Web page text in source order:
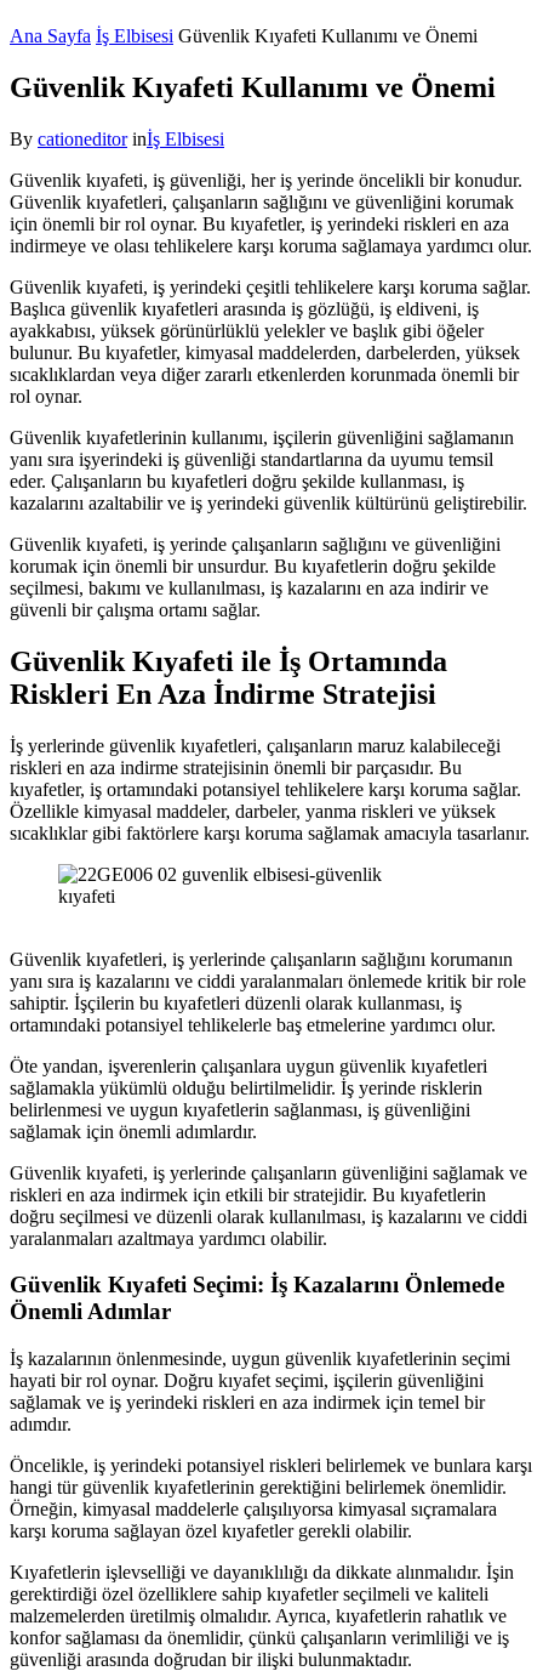
Ana Sayfa İş Elbisesi Güvenlik Kıyafeti Kullanımı ve Önemi
Güvenlik Kıyafeti Kullanımı ve Önemi
By cationeditor inİş Elbisesi
Güvenlik kıyafeti, iş güvenliği, her iş yerinde öncelikli bir konudur.
Güvenlik kıyafetleri, çalışanların sağlığını ve güvenliğini korumak
için önemli bir rol oynar. Bu kıyafetler, iş yerindeki riskleri en aza
indirmeye ve olası tehlikelere karşı koruma sağlamaya yardımcı olur.
Güvenlik kıyafeti, iş yerindeki çeşitli tehlikelere karşı koruma sağlar.
Başlıca güvenlik kıyafetleri arasında iş gözlüğü, iş eldiveni, iş
ayakkabısı, yüksek görünürlüklü yelekler ve başlık gibi öğeler
bulunur. Bu kıyafetler, kimyasal maddelerden, darbelerden, yüksek
sıcaklıklardan veya diğer zararlı etkenlerden korunmada önemli bir
rol oynar.
Güvenlik kıyafetlerinin kullanımı, işçilerin güvenliğini sağlamanın
yanı sıra işyerindeki iş güvenliği standartlarına da uyumu temsil
eder. Çalışanların bu kıyafetleri doğru şekilde kullanması, iş
kazalarını azaltabilir ve iş yerindeki güvenlik kültürünü geliştirebilir.
Güvenlik kıyafeti, iş yerinde çalışanların sağlığını ve güvenliğini
korumak için önemli bir unsurdur. Bu kıyafetlerin doğru şekilde
seçilmesi, bakımı ve kullanılması, iş kazalarını en aza indirir ve
güvenli bir çalışma ortamı sağlar.
Güvenlik Kıyafeti ile İş Ortamında
Riskleri En Aza İndirme Stratejisi
İş yerlerinde güvenlik kıyafetleri, çalışanların maruz kalabileceği
riskleri en aza indirme stratejisinin önemli bir parçasıdır. Bu
kıyafetler, iş ortamındaki potansiyel tehlikelere karşı koruma sağlar.
Özellikle kimyasal maddeler, darbeler, yanma riskleri ve yüksek
sıcaklıklar gibi faktörlere karşı koruma sağlamak amacıyla tasarlanır.
Güvenlik kıyafetleri, iş yerlerinde çalışanların sağlığını korumanın
yanı sıra iş kazalarını ve ciddi yaralanmaları önlemede kritik bir role
sahiptir. İşçilerin bu kıyafetleri düzenli olarak kullanması, iş
ortamındaki potansiyel tehlikelerle baş etmelerine yardımcı olur.
Öte yandan, işverenlerin çalışanlara uygun güvenlik kıyafetleri
sağlamakla yükümlü olduğu belirtilmelidir. İş yerinde risklerin
belirlenmesi ve uygun kıyafetlerin sağlanması, iş güvenliğini
sağlamak için önemli adımlardır.
Güvenlik kıyafeti, iş yerlerinde çalışanların güvenliğini sağlamak ve
riskleri en aza indirmek için etkili bir stratejidir. Bu kıyafetlerin
doğru seçilmesi ve düzenli olarak kullanılması, iş kazalarını ve ciddi
yaralanmaları azaltmaya yardımcı olabilir.
Güvenlik Kıyafeti Seçimi: İş Kazalarını Önlemede
Önemli Adımlar
İş kazalarının önlenmesinde, uygun güvenlik kıyafetlerinin seçimi
hayati bir rol oynar. Doğru kıyafet seçimi, işçilerin güvenliğini
sağlamak ve iş yerindeki riskleri en aza indirmek için temel bir
adımdır.
Öncelikle, iş yerindeki potansiyel riskleri belirlemek ve bunlara karşı
hangi tür güvenlik kıyafetlerinin gerektiğini belirlemek önemlidir.
Örneğin, kimyasal maddelerle çalışılıyorsa kimyasal sıçramalara
karşı koruma sağlayan özel kıyafetler gerekli olabilir.
Kıyafetlerin işlevselliği ve dayanıklılığı da dikkate alınmalıdır. İşin
gerektirdiği özel özelliklere sahip kıyafetler seçilmeli ve kaliteli
malzemelerden üretilmiş olmalıdır. Ayrıca, kıyafetlerin rahatlık ve
konfor sağlaması da önemlidir, çünkü çalışanların verimliliği ve iş
güvenliği arasında doğrudan bir ilişki bulunmaktadır.